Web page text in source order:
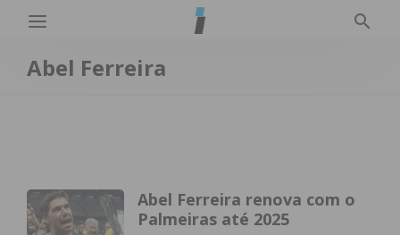
Abel Ferreira
Abel Ferreira renova com o
Palmeiras até 2025